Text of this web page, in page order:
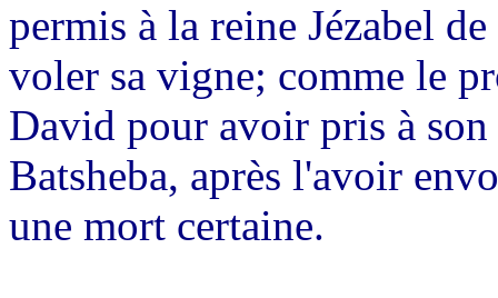
permis à la reine Jézabel
voler sa vigne; comme le
David pour avoir pris à
Batsheba, après l'avoir
une mort certaine.